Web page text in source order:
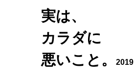
実は、
カラダに
悪いこと。
2019